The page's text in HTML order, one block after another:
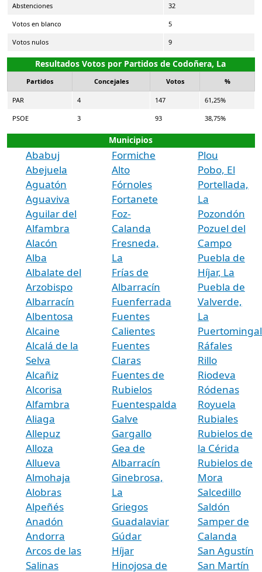
Abstenciones 32
Votos en blanco 5
Votos nulos 9
Resultados Votos por Partidos de Codoñera, La
Partidos Concejales Votos %
PAR 4 147 61,25%
PSOE 3 93 38,75%
Municipios
Ababuj
Abejuela
Aguatón
Aguaviva
Aguilar del
Alfambra
Alacón
Alba
Albalate del
Arzobispo
Albarracín
Albentosa
Alcaine
Alcalá de la
Selva
Alcañiz
Alcorisa
Alfambra
Aliaga
Allepuz
Alloza
Allueva
Almohaja
Alobras
Alpeñés
Anadón
Andorra
Arcos de las
Salinas
Formiche
Alto
Fórnoles
Fortanete
Foz-
Calanda
Fresneda,
La
Frías de
Albarracín
Fuenferrada
Fuentes
Calientes
Fuentes
Claras
Fuentes de
Rubielos
Fuentespalda
Galve
Gargallo
Gea de
Albarracín
Ginebrosa,
La
Griegos
Guadalaviar
Gúdar
Híjar
Hinojosa de
Plou
Pobo, El
Portellada,
La
Pozondón
Pozuel del
Campo
Puebla de
Híjar, La
Puebla de
Valverde,
La
Ráfales
Rillo
Riodeva
Ródenas
Royuela
Rubiales
Rubielos de
la Cérida
Rubielos de
Mora
Salcedillo
Saldón
Samper de
Calanda
San Agustín
San Martín